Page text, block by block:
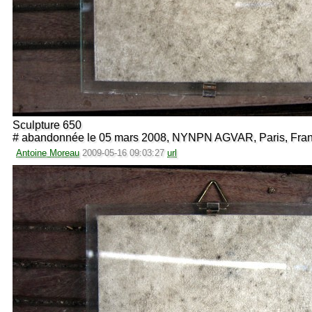
Sculpture 650
# abandonnée le 05 mars 2008, NYNPN AGVAR, Paris,
Antoine Moreau 2009-05-16 09:03:27 url